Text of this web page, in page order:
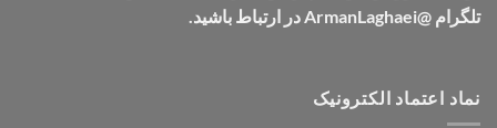
تلگرام @ArmanLaghaei در ارتباط باشید.
نماد اعتماد الکترونیک